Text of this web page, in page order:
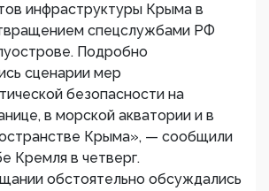
инфраструктуры Крыма в
спецслужбами РФ
Подробно
сценарии мер
безопасности на
в морской акватории и в
Крыма», — сообщили
Кремля в четверг.
обстоятельно обсуждались